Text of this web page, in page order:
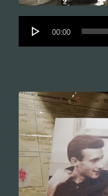
lejátszó
00:00